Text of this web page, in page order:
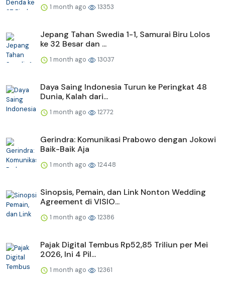
1 month ago 13353
Jepang Tahan Swedia 1-1, Samurai Biru Lolos
ke 32 Besar dan ...
1 month ago 13037
Daya Saing Indonesia Turun ke Peringkat 48
Dunia, Kalah dari...
1 month ago 12772
Gerindra: Komunikasi Prabowo dengan Jokowi
Baik-Baik Aja
1 month ago 12448
Sinopsis, Pemain, dan Link Nonton Wedding
Agreement di VISIO...
1 month ago 12386
Pajak Digital Tembus Rp52,85 Triliun per Mei
2026, Ini 4 Pil...
1 month ago 12361